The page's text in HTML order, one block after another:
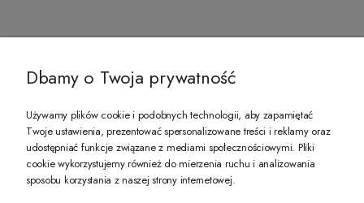
PREZENT DLA CIEBIE!
-10% na pierwsze zakupy na zeccoro.pl Gdy zapiszesz się do naszego
Dbamy o Twoja prywatność
Używamy plików cookie i podobnych technologii, aby zapamiętać
Twoje ustawienia, prezentować spersonalizowane treści i reklamy oraz
udostępniać funkcje związane z mediami społecznościowymi. Pliki
cookie wykorzystujemy również do mierzenia ruchu i analizowania
sposobu korzystania z naszej strony internetowej.